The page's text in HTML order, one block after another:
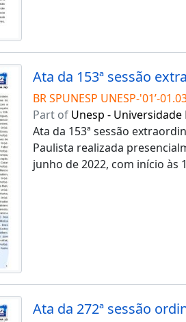
BR SPUNESP UNESP-'01’-
Part of Unesp -
Ata da 153ª sessão
Paulista realizada
junho de 2022, com início às